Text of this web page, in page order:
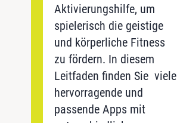
Aktivierungshilfe, um
spielerisch die geistige
und körperliche Fitness
zu fördern. In diesem
Leitfaden finden Sie viele
hervorragende und
passende Apps mit